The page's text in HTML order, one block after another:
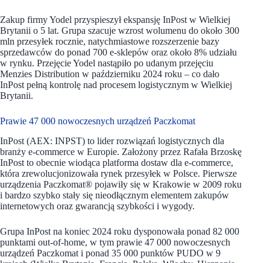
Zakup firmy Yodel przyspieszył ekspansję InPost w Wielkiej
Brytanii o 5 lat. Grupa szacuje wzrost wolumenu do około 300
mln przesyłek rocznie, natychmiastowe rozszerzenie bazy
sprzedawców do ponad 700 e-sklepów oraz około 8% udziału
w rynku. Przejęcie Yodel nastąpiło po udanym przejęciu
Menzies Distribution w październiku 2024 roku – co dało
InPost pełną kontrolę nad procesem logistycznym w Wielkiej
Brytanii.
Prawie 47 000 nowoczesnych urządzeń Paczkomat
InPost (AEX: INPST) to lider rozwiązań logistycznych dla
branży e-commerce w Europie. Założony przez Rafała Brzoskę
InPost to obecnie wiodąca platforma dostaw dla e-commerce,
która zrewolucjonizowała rynek przesyłek w Polsce. Pierwsze
urządzenia Paczkomat® pojawiły się w Krakowie w 2009 roku
i bardzo szybko stały się nieodłącznym elementem zakupów
internetowych oraz gwarancją szybkości i wygody.
Grupa InPost na koniec 2024 roku dysponowała ponad 82 000
punktami out-of-home, w tym prawie 47 000 nowoczesnych
urządzeń Paczkomat i ponad 35 000 punktów PUDO w 9